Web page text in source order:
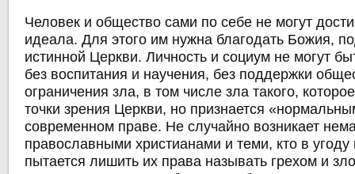
Человек и общество сами по себе не могут
идеала. Для этого им нужна благодать Божия,
истинной Церкви. Личность и социум не могут
без воспитания и научения, без поддержки
ограничения зла, в том числе зла такого,
точки зрения Церкви, но признается
современном праве. Не случайно возникает
православными христианами и теми, кто в угоду
пытается лишить их права называть грехом и